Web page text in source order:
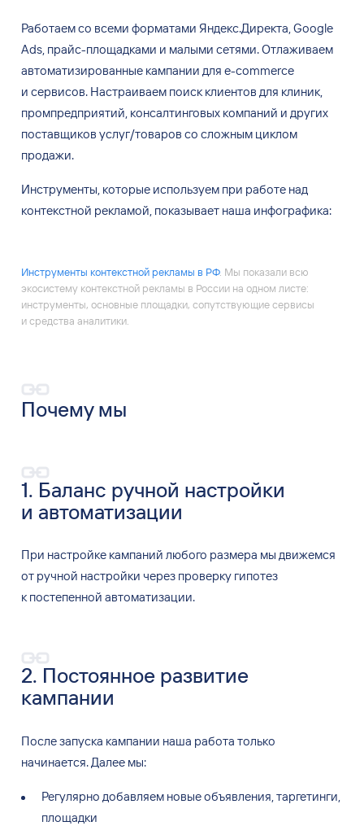
Работаем со всеми форматами Яндекс.Директа, Google
Ads, прайс-площадками и малыми сетями. Отлаживаем
автоматизированные кампании для е-commerce
и сервисов. Настраиваем поиск клиентов для клиник,
промпредприятий, консалтинговых компаний и других
поставщиков услуг/товаров со сложным циклом
продажи.
Инструменты, которые используем при работе над
контекстной рекламой, показывает наша инфографика:
Инструменты контекстной рекламы в РФ. Мы показали всю
экосистему контекстной рекламы в России на одном листе:
инструменты, основные площадки, сопутствующие сервисы
и средства аналитики.
Почему мы
1. Баланс ручной настройки
и автоматизации
При настройке кампаний любого размера мы движемся
от ручной настройки через проверку гипотез
к постепенной автоматизации.
2. Постоянное развитие
кампании
После запуска кампании наша работа только
начинается. Далее мы:
Регулярно добавляем новые объявления, таргетинги,
площадки